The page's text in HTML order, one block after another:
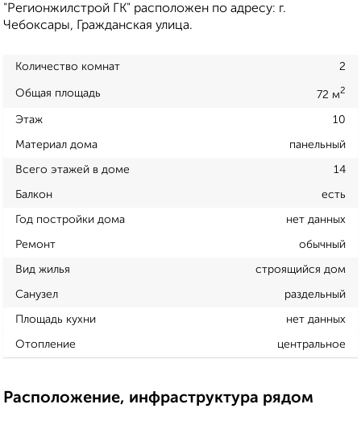
"Регионжилстрой ГК" расположен по адресу: г.
Чебоксары, Гражданская улица.
Количество комнат 2
Общая площадь 72 м2
Этаж 10
Материал дома панельный
Всего этажей в доме 14
Балкон есть
Год постройки дома нет данных
Ремонт обычный
Вид жилья строящийся дом
Санузел раздельный
Площадь кухни нет данных
Отопление центральное
Расположение, инфраструктура рядом